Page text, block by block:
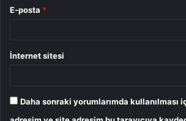
E-posta *
İnternet sitesi
Daha sonraki yorumlarımda kullanılması